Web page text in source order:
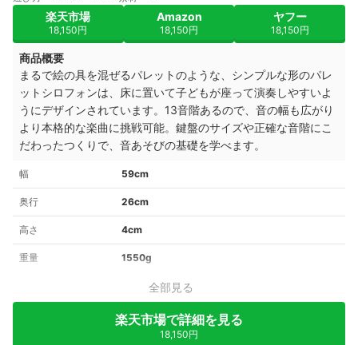
楽天市場
18,150円
Amazon
18,150円
ヤフー
18,150円
商品概要
まるで絵の具を混ぜるパレットのような、シンプルな形のパレ
ットシロフォンは、床に置いて子どもが座って演奏しやすいよ
うにデザインされています。13音階あるので、音の幅も広がり
より本格的な楽曲に挑戦可能。鍵盤のサイズや正確な音階にこ
だわったつくりで、音あそびの基礎を学べます。
幅 59cm
奥行 26cm
高さ 4cm
重量 1550g
全部見る
楽天市場で詳細を見る
18,150円